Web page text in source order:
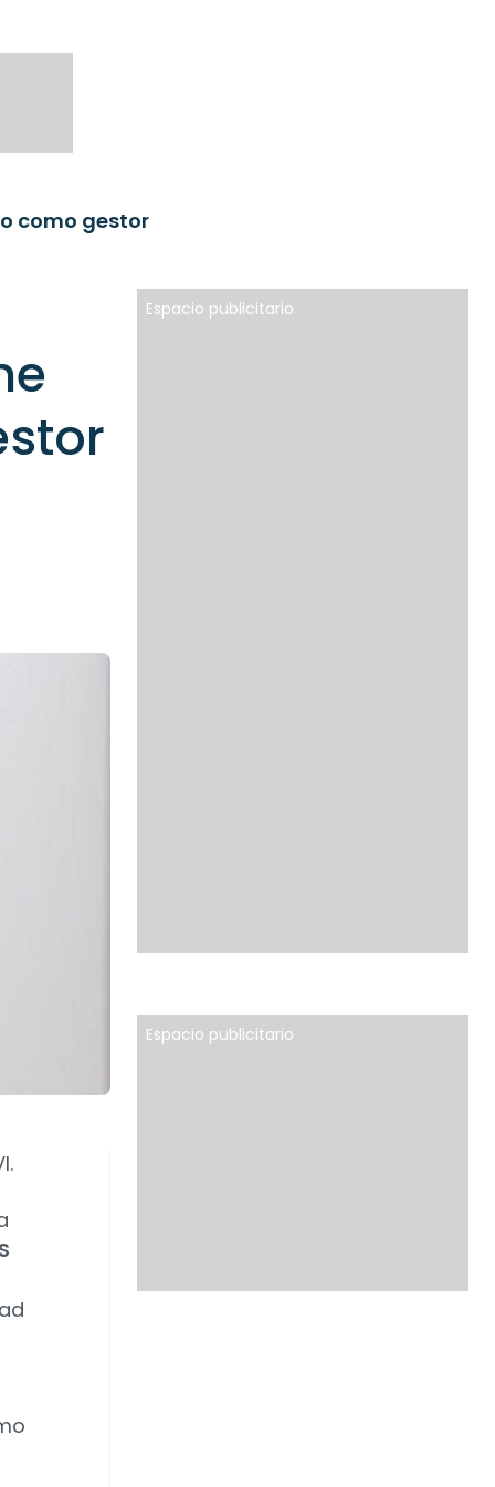
como gestor
Espacio publicitario
Espacio publicitario